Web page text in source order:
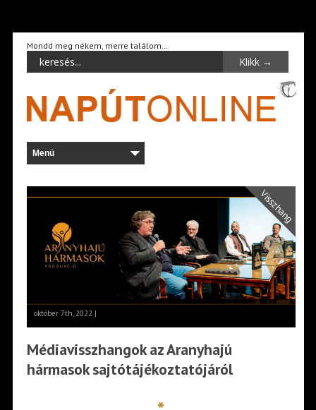
Mondd meg nékem, merre találom…
Visszhang
október 7th, 2022 |
Médiavisszhangok az Aranyhajú
hármasok sajtótájékoztatójáról